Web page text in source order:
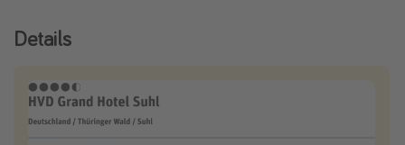
Details